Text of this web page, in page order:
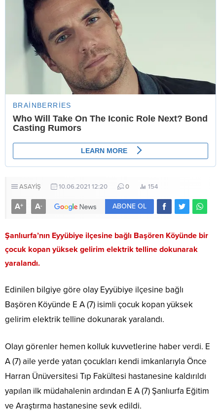
ASAYİŞ 10.06.2021 12:20 0 154
A+ A- ABONE OL
Şanlıurfa’nın Eyyübiye ilçesine bağlı Başören Köyünde bir
çocuk kopan yüksek gelirim elektrik telline dokunarak
yaralandı.
Edinilen bilgiye göre olay Eyyübiye ilçesine bağlı
Başören Köyünde E A (7) isimli çocuk kopan yüksek
gelirim elektrik telline dokunarak yaralandı.
Olayı görenler hemen kolluk kuvvetlerine haber verdi. E
A (7) aile yerde yatan çocukları kendi imkanlarıyla Önce
Harran Ünüversitesi Tıp Fakültesi hastanesine kaldırıldı
yapılan ilk müdahalenin ardından E A (7) Şanlıurfa Eğitim
ve Araştırma hastanesine sevk edildi.